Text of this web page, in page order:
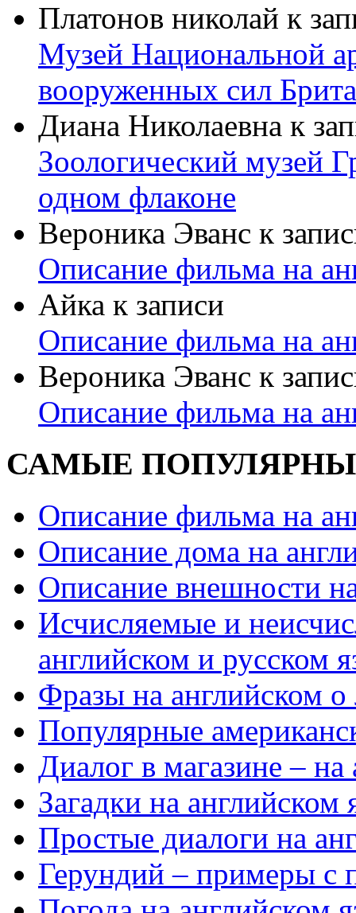
Платонов николай к
Музей Национальной
вооруженных сил
Диана Николаевна к
Зоологический музей
одном флаконе
Вероника Эванс к
Описание фильма на
Айка к записи
Описание фильма на
Вероника Эванс к
Описание фильма на
САМЫЕ
Описание фильма на
Описание дома на
Описание внешности
Исчисляемые и
английском и русском
Фразы на английском
Популярные
Диалог в магазине – на
Загадки на английском
Простые диалоги на
Герундий – примеры с